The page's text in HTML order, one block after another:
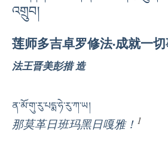
འགྲུབ།
莲师多吉卓罗修法·成就⼀
法王晋美彭措 造
ན་མོ་གུ་རུ་པདྨ་ཧེ་རུ་ཀ་ཡ།
那莫革日班玛黑日嘎雅！ 1